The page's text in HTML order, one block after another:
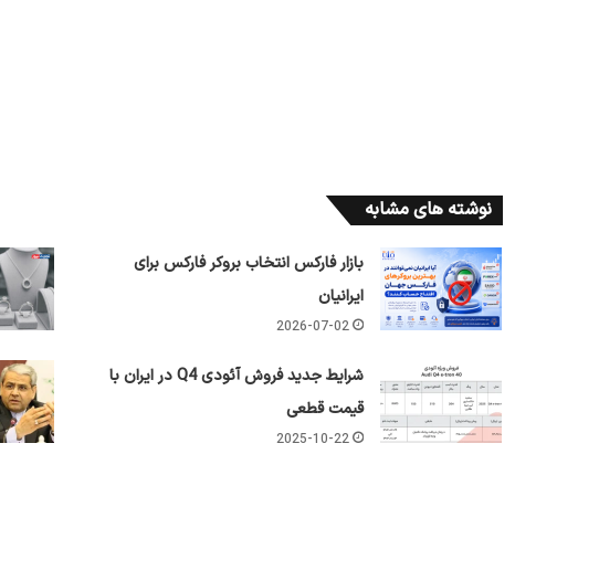
نوشته های مشابه
بازار فارکس انتخاب بروکر فارکس برای
ایرانیان
2026-07-02
شرایط جدید فروش آئودی Q4 در ایران با
قیمت قطعی
2025-10-22